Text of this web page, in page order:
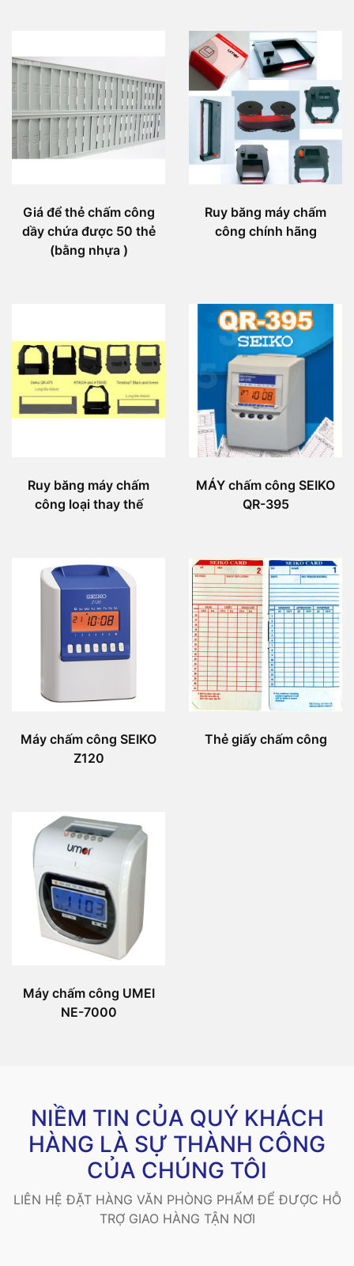
Giá để thẻ chấm công
dầy chứa được 50 thẻ
(bằng nhựa )
Ruy băng máy chấm
công chính hãng
Ruy băng máy chấm
công loại thay thế
MÁY chấm công SEIKO
QR-395
Máy chấm công SEIKO
Z120
Thẻ giấy chấm công
Máy chấm công UMEI
NE-7000
NIỀM TIN CỦA QUÝ KHÁCH
HÀNG LÀ SỰ THÀNH CÔNG
CỦA CHÚNG TÔI
LIÊN HỆ ĐẶT HÀNG VĂN PHÒNG PHẨM ĐỂ ĐƯỢC HỖ
TRỢ GIAO HÀNG TẬN NƠI